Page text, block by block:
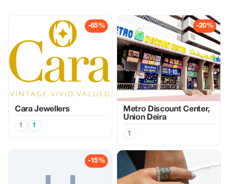
-65%
Cara Jewellers
1 1
-20%
Metro Discount Center,
Union Deira
1
-15%